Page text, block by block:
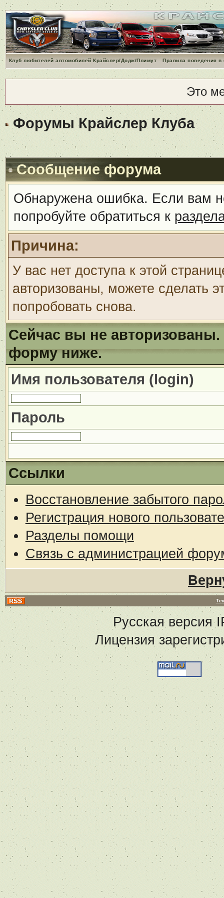
Клуб любителей автомобилей Крайслер/Додж/Плимут Правила поведения
Это
Форумы Крайслер Клуба
Сообщение форума
Обнаружена ошибка. Если вам
попробуйте обратиться к
Причина:
У вас нет доступа к этой
авторизованы, можете сделать
попробовать снова.
Сейчас вы не авторизованы.
форму ниже.
Имя пользователя (login)
Пароль
Ссылки
Восстановление забытого
Регистрация нового
Разделы помощи
Связь с администрацией
Русская версия
Лицензия